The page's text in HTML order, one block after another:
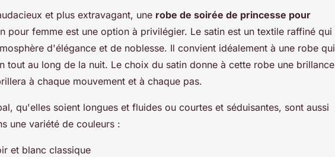
et plus extravagant, une robe de soirée de princesse pour
pour femme est une option à privilégier. Le satin est un textile raffiné qui
d'élégance et de noblesse. Il convient idéalement à une robe qui
tout au long de la nuit. Le choix du satin donne à cette robe une brillance
à chaque mouvement et à chaque pas.
qu'elles soient longues et fluides ou courtes et séduisantes, sont aussi
une variété de couleurs :
et blanc classique